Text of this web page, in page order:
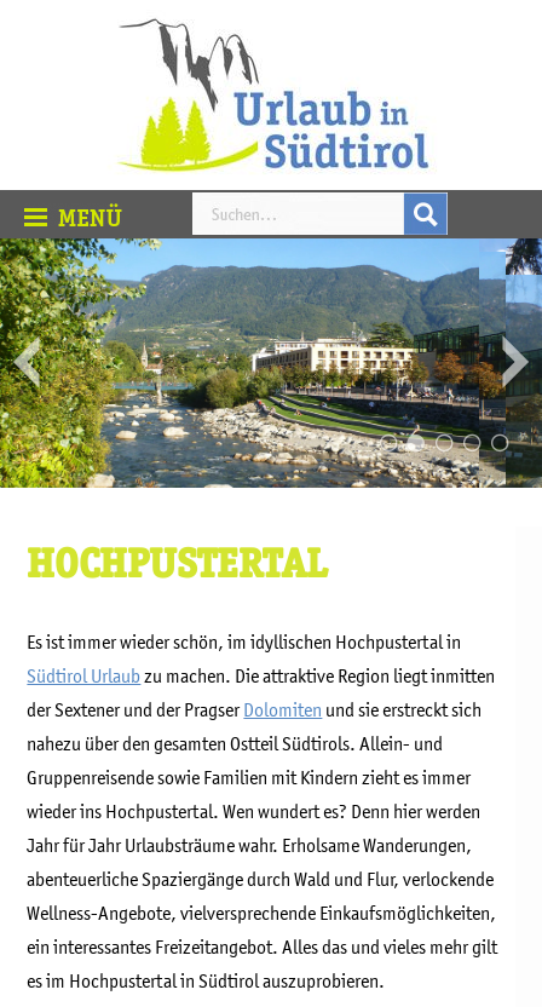
Urtümlich und spannend – Kultur in Südtirol
Südtirol hat eine ganz eigene Regionalkultur, die in der
Alpenregion einzigartig ist. Die Ortschaften legen viel Wert
auf ihre Bräuche, die oft auf jahrhundertalte Traditionen
zurückzuführen sind.
HOCHPUSTERTAL
Es ist immer wieder schön, im idyllischen Hochpustertal in
Südtirol Urlaubzu machen. Die attraktive Region liegt inmitten
der Sextener und der PragserDolomiten und sie erstreckt sich
nahezu über den gesamten Ostteil Südtirols. Allein- und
Gruppenreisende sowie Familien mit Kindern zieht es immer
wieder ins Hochpustertal. Wen wundert es? Denn hier werden
Jahr für Jahr Urlaubsträume wahr. Erholsame Wanderungen,
abenteuerliche Spaziergänge durch Wald und Flur, verlockende
Wellness-Angebote, vielversprechende Einkaufsmöglichkeiten,
ein interessantes Freizeitangebot. Alles das und vieles mehr gilt
es im Hochpustertal in Südtirol auszuprobieren.